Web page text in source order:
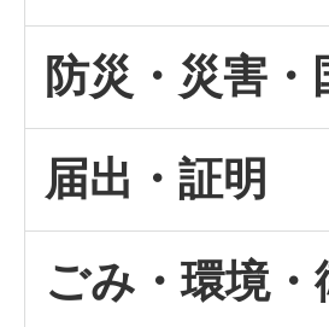
防災・災害・
届出・証明
ごみ・環境・